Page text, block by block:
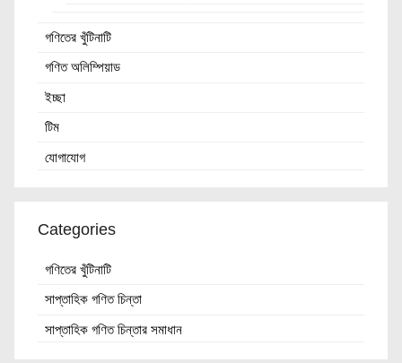
গণিতের খুঁটিনাটি
গণিত অলিম্পিয়াড
ইচ্ছা
টিম
যোগাযোগ
Categories
গণিতের খুঁটিনাটি
সাপ্তাহিক গণিত চিন্তা
সাপ্তাহিক গণিত চিন্তার সমাধান